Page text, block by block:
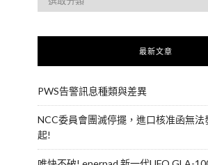
最新文章
PWS告警訊息種類與差異
NCC委員會團滅停擺，進口核准函無法
起!